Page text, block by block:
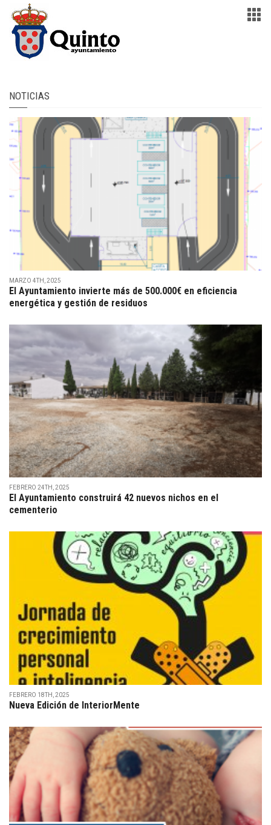
NOTICIAS
MARZO 4TH, 2025
El Ayuntamiento invierte más de 500.000€ en eficiencia
energética y gestión de residuos
FEBRERO 24TH, 2025
El Ayuntamiento construirá 42 nuevos nichos en el
cementerio
FEBRERO 18TH, 2025
Nueva Edición de InteriorMente